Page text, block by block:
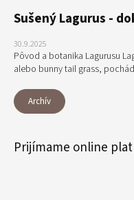
Sušený Lagurus -
30.9.2025
Pôvod a botanika Lagurusu
alebo bunny tail grass,
Archív
Prijímame online